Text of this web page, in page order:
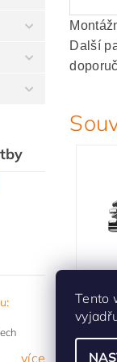
více
Další
Tento